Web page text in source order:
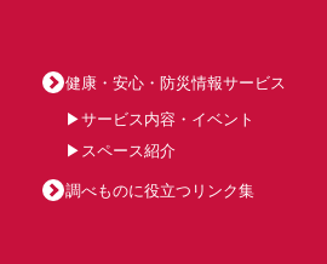
健康・安心・防災情報サービス
サービス内容・イベント
スペース紹介
調べものに役立つリンク集